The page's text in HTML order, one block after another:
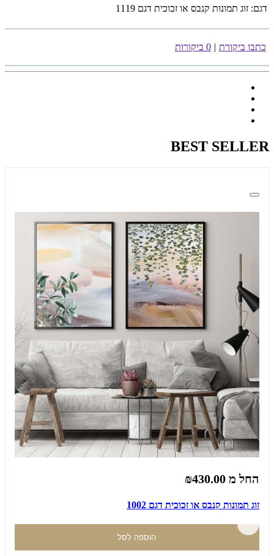
דגם: זוג תמונות קנבס או זכוכית דגם 1119
כתבו ביקורת | 0 ביקורות
BEST SELLER
החל מ ₪430.00
זוג תמונות קנבס או זכוכית דגם 1002
הוספה לסל